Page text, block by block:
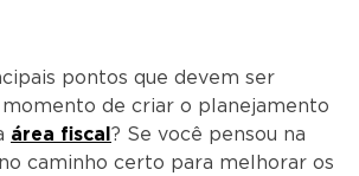
pontos que devem ser
de criar o planejamento
área fiscal? Se você pensou na
caminho certo para melhorar os